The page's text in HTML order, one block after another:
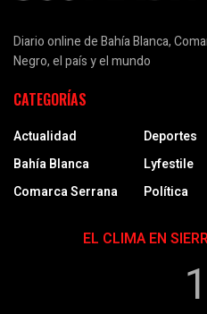
Diario online de Bahía Blanca,
Negro, el país y el mundo
CATEGORÍAS
Actualidad
Bahía Blanca
Comarca Serrana
Deportes
Lyfestile
Política
EL CLIMA EN